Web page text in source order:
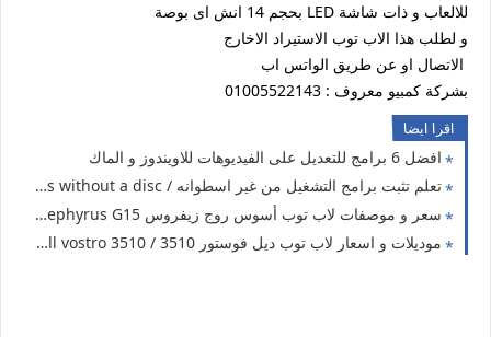
للالعاب و ذات شاشة LED بحجم 14 انش اى بوصة
و لطلب هذا الاب توب الاستيراد الاخارج
الاتصال او عن طريق الواتس اب
بشركة كمبيو معروف : 01005522143
اقرا ايضا
افضل 6 برامج للتعديل على الفيديوهات للاويندوز و الماك
تعلم تثبت برامج التشغيل من غير اسطوانه / Install all programs without a disc
سعر و موصفات لاب توب أسوس روج زيفروس Asus ROG Zephyrus G15
موديلات و اسعار لاب توب ديل فوستور 3510 / dell vostro 3510